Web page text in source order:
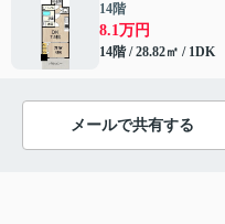
14階
8.1万円
14階 / 28.82㎡ / 1DK
メールで共有する